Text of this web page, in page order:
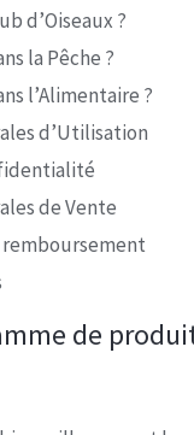
d’Oiseaux ?
la Pêche ?
l’Alimentaire ?
d’Utilisation
de Vente
de